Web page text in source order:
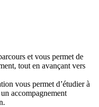
et vous permet de
tout en avançant vers
vous permet d’étudier à
accompagnement